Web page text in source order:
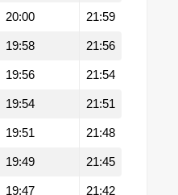
20:00 21:59
19:58 21:56
19:56 21:54
19:54 21:51
19:51 21:48
19:49 21:45
19:47 21:42